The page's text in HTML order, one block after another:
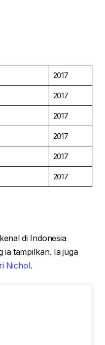
2017
2017
2017
2017
2017
2017
di Indonesia
ia tampilkan. Ia juga
Nichol .